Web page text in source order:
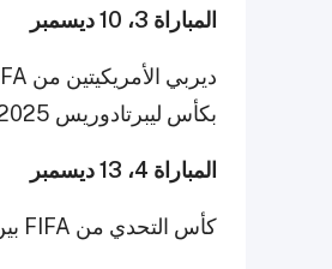
المباراة 3، 10 ديسمبر
بكأس ليبرتادوريس 2025 (كونميبول).
المباراة 4، 13 ديسمبر
كأس التحدي من FIFA بين بطل دوري أبطال أفريقيا 2025 بيراميدز (مصر) والفائز من المباراة 3.